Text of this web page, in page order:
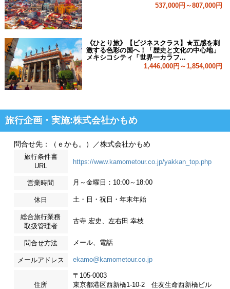
537,000円～807,000円
《ひとり旅》【ビジネスクラス】★五感を刺
激する色彩の国へ！「歴史と文化の中心地」
メキシコシティ「世界一カラフ...
1,446,000円～1,854,000円
旅行企画・実施:株式会社かもめ
問合せ先：（ｅかも。）／株式会社かもめ
旅行条件書
URL
https://www.kamometour.co.jp/yakkan_top.php
営業時間 月～金曜日：10:00～18:00
休日 土・日・祝日・年末年始
総合旅行業務
取扱管理者
古寺 宏史、左右田 幸枝
問合せ方法 メール、電話
メールアドレス ekamo@kamometour.co.jp
住所
〒105-0003
東京都港区西新橋1-10-2 住友生命西新橋ビル